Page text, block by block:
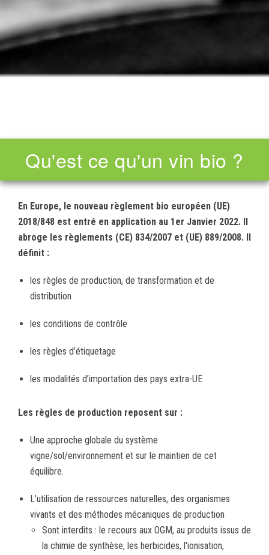
Qu'est ce qu'un vin bio ?
En Europe, le nouveau règlement bio européen (UE)
2018/848 est entré en application au 1er Janvier 2022. Il
abroge les règlements (CE) 834/2007 et (UE) 889/2008. Il
définit :
les règles de production, de transformation et de
distribution
les conditions de contrôle
les règles d’étiquetage
les modalités d’importation des pays extra-UE
Les règles de production reposent sur :
Une approche globale du système
vigne/sol/environnement et sur le maintien de cet
équilibre.
L’utilisation de ressources naturelles, des organismes
vivants et des méthodes mécaniques de production
Sont interdits : le recours aux OGM, au produits issus de
la chimie de synthèse, les herbicides, l'ionisation,